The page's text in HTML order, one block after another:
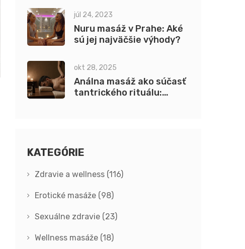
júl 24, 2023
Nuru masáž v Prahe: Aké
sú jej najväčšie výhody?
okt 28, 2025
Análna masáž ako súčasť
tantrického rituálu:
KATEGÓRIE
Zdravie a wellness (116)
Erotické masáže (98)
Sexuálne zdravie (23)
Wellness masáže (18)